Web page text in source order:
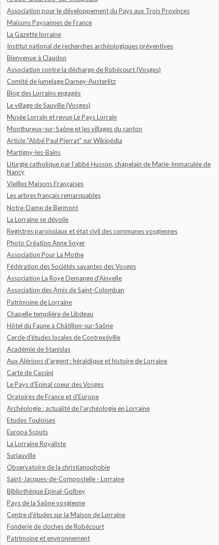
Association pour le développement du Pays aux Trois Provinces
Maisons Paysannes de France
La Gazette lorraine
Institut national de recherches archéologiques préventives
Bienvenue à Claudon
Association contre la décharge de Robécourt (Vosges)
Comité de jumelage Darney-Austerlitz
Blog des Lorrains engagés
Le village de Sauville (Vosges)
Musée Lorrain et revue Le Pays Lorrain
Monthureux-sur-Saône et les villages du canton
Article "Abbé Paul Pierrat" sur Wikipédia
Martigny-les-Bains
Liturgie catholique par l'abbé Husson, chapelain de Marie-Immaculée de
Nancy
Vieilles Maisons Françaises
Les arbres français remarquables
Notre-Dame de Bermont
La Lorraine se dévoile
Registres paroissiaux et état civil des communes vosgiennes
Photo Création Anne Soyer
Association Pour La Mothe
Fédération des Sociétés savantes des Vosges
Association La Roye Demange d'Ainvelle
Association des Amis de Saint-Colomban
Patrimoine de Lorraine
Chapelle templière de Libdeau
Hôtel du Faune à Châtillon-sur-Saône
Cercle d'études locales de Contrexéville
Académie de Stanislas
Aux Alérions d'argent : héraldique et histoire de Lorraine
Carte de Cassini
Le Pays d'Epinal coeur des Vosges
Oratoires de France et d'Europe
Archéologie : actualité de l'archéologie en Lorraine
Etudes Touloises
Europa Scouts
La Lorraine Royaliste
Suriauville
Observatoire de la christianophobie
Saint-Jacques-de-Compostelle - Lorraine
Bibliothèque Epinal-Golbey
Pays de la Saône vosgienne
Centre d'études sur la Maison de Lorraine
Fonderie de cloches de Robécourt
Patrimoine et environnement